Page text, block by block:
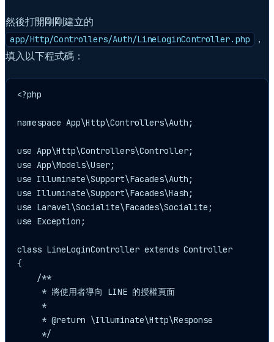
然後打開剛剛建立的
app/Http/Controllers/Auth/LineLoginController.php
，
填入以下程式碼：
<?php
namespace App\Http\Controllers\Auth;
use App\Http\Controllers\Controller;
use App\Models\User;
use Illuminate\Support\Facades\Auth;
use Illuminate\Support\Facades\Hash;
use Laravel\Socialite\Facades\Socialite;
use Exception;
class LineLoginController extends Controller
{
    /**
     * 將使用者導向 LINE 的授權頁面
     *
     * @return \Illuminate\Http\Response
     */